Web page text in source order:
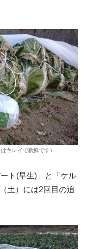
キレイで新鮮です）
ト(早生)」と「ケル
土）には2回目の追